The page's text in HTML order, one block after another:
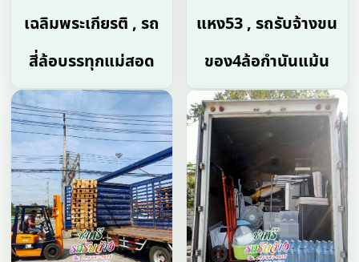
เฉลิมพระเกียรติ , รถ
สี่ล้อบรรทุกแม่สอด
แหง53 , รถรับจ้างขน
ของ4ล้อกำนันแม้น